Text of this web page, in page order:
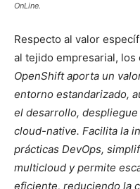
OnLine.
Respecto al valor
al tejido empresarial, los
OpenShift aporta un
entorno estandarizado,
el desarrollo,
cloud-native. Facilita la
prácticas DevOps,
multicloud y permite
eficiente, reduciendo la